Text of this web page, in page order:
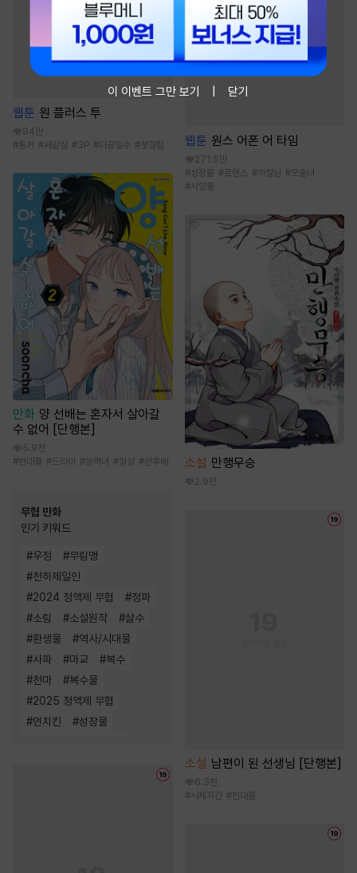
웹툰 원 플러스 투
94만
#동거 #세같살 #3P #다공일수 #첫경험
만화 양 선배는 혼자서 살아갈
수 없어 [단행본]
5.9천
#현대물 #드라마 #능력녀 #일상 #선후배
무협 만화
인기 키워드
#우정 #무림맹
#천하제일인
#2024 정액제 무협 #정파
#소림 #소설원작 #살수
#환생물 #역사/시대물
#사파 #마교 #복수
#천마 #복수물
#2025 정액제 무협
#먼치킨 #성장물
웹툰 원스 어폰 어 타임
271.5만
#성장물 #로맨스 #까칠남 #모솔녀
#서양풍
소설 만행무승
2.9만
소설 남편이 된 선생님 [단행본]
6.3천
#사제지간 #현대물
이 이벤트 그만 보기 닫기